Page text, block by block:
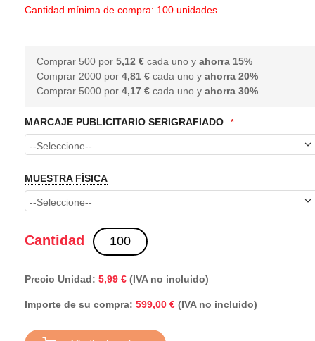
Cantidad mínima de compra: 100 unidades.
Comprar 500 por5,12 € cada uno yahorra 15%
Comprar 2000 por4,81 € cada uno yahorra20%
Comprar 5000 por4,17 € cada uno yahorra30%
MARCAJE PUBLICITARIO SERIGRAFIADO
MUESTRA FÍSICA
Cantidad
Precio Unidad: 5,99 € (IVA no incluido)
Importe de su compra: 599,00 € (IVA no incluido)